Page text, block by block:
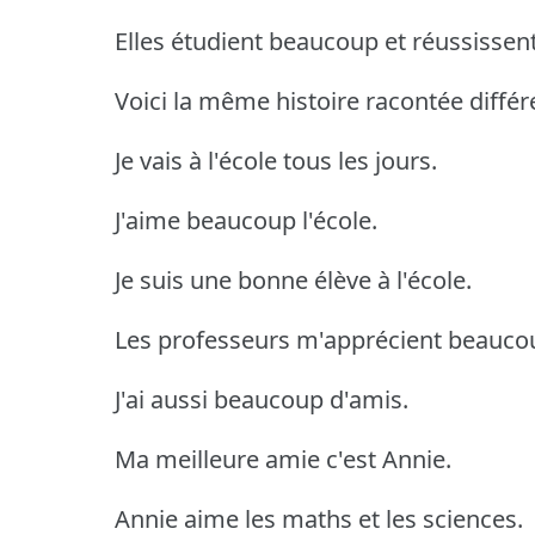
Elles étudient beaucoup et
Voici la même histoire racontée
Je vais à l'école tous les jours.
J'aime beaucoup l'école.
Je suis une bonne élève à l'école.
Les professeurs m'apprécient
J'ai aussi beaucoup d'amis.
Ma meilleure amie c'est Annie.
Annie aime les maths et les sciences.